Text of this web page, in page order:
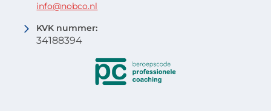
info@nobco.nl
KVK nummer:
34188394